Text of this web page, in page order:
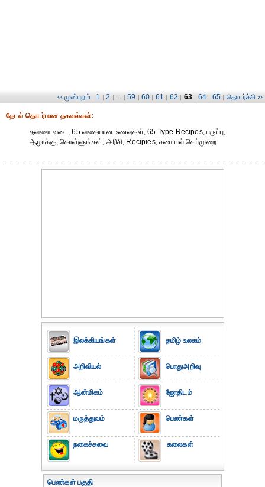
‹‹ முன்புறம் | 1 | 2 | ... | 59 | 60 | 61 | 62 | 63 | 64 | 65 | தொடர்ச்சி ››
தேட‌ல் தொட‌ர்பான தகவ‌ல்க‌ள்:
தவலை வடை, 65 வகையான உணவுகள், 65 Type Recipes, பருப்பு,
ஆழாக்கு, கொள்ளுங்கள், அரிசி, Recipies, சமையல் செய்முறை
இலக்கியங்கள்
அறிவியல்
ஆன்மிகம்
மருத்துவம்
நகைச்சுவை
தமிழ் உலகம்
பொதுஅறிவு
ஜோதிடம்
பெண்கள்
கலைகள்
பெண்கள் பகுதி